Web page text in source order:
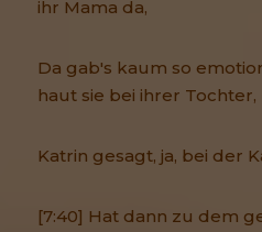
ihr Mama da,
Da gab's kaum so
haut sie bei ihrer
Katrin gesagt, ja, bei der
[7:40] Hat dann zu dem